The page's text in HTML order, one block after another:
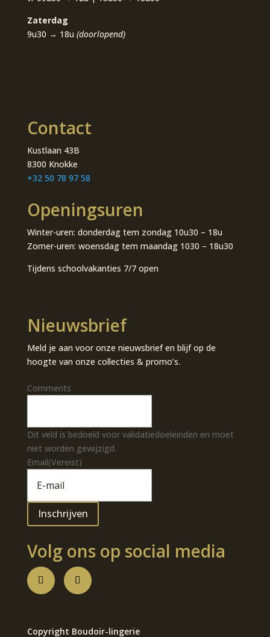
Zaterdag
9u30 → 18u (doorlopend)
Contact
Kustlaan 43B
8300 Knokke
+32 50 78 97 58
Openingsuren
Winter-uren: donderdag tem zondag 10u30 – 18u
Zomer-uren: woensdag tem maandag 1030 – 18u30
Tijdens schoolvakanties 7/7 open
Nieuwsbrief
Meld je aan voor onze nieuwsbrief en blijf op de
hoogte van onze collecties & promo’s.
Comments
Dit veld is bedoeld voor validatiedoeleinden en moet
niet worden gewijzigd.
Email(Vereist)
Volg ons op social media
Copyright Boudoir-lingerie